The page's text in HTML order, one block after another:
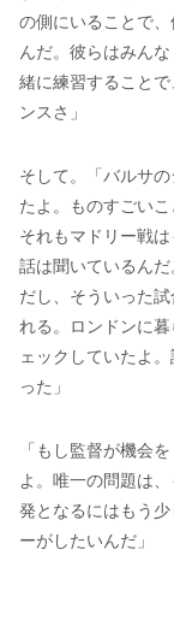
の側にいることで
んだ。彼らはみん
緒に練習すること
ンスさ」
そして。「バルサ
たよ。ものすごい
それもマドリー戦
話は聞いているん
だし、そういった
れる。ロンドンに
ェックしていたよ
った」
「もし監督が機会
よ。唯一の問題は
発となるにはもう
ーがしたいんだ」